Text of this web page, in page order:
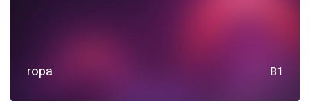
ropa B1